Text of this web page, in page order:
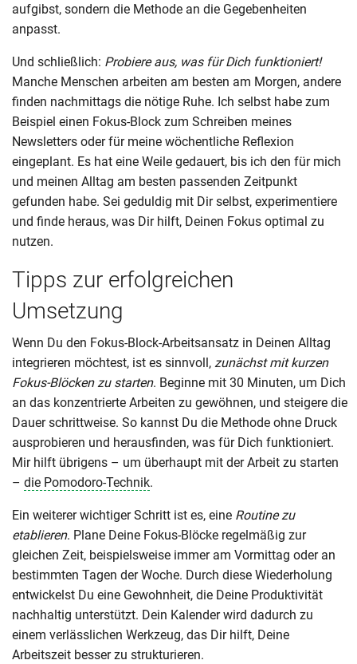
aufgibst, sondern die Methode an die Gegebenheiten
anpasst.
Und schließlich: Probiere aus, was für Dich funktioniert!
Manche Menschen arbeiten am besten am Morgen, andere
finden nachmittags die nötige Ruhe. Ich selbst habe zum
Beispiel einen Fokus-Block zum Schreiben meines
Newsletters oder für meine wöchentliche Reflexion
eingeplant. Es hat eine Weile gedauert, bis ich den für mich
und meinen Alltag am besten passenden Zeitpunkt
gefunden habe. Sei geduldig mit Dir selbst, experimentiere
und finde heraus, was Dir hilft, Deinen Fokus optimal zu
nutzen.
Tipps zur erfolgreichen
Umsetzung
Wenn Du den Fokus-Block-Arbeitsansatz in Deinen Alltag
integrieren möchtest, ist es sinnvoll, zunächst mit kurzen
Fokus-Blöcken zu starten. Beginne mit 30 Minuten, um Dich
an das konzentrierte Arbeiten zu gewöhnen, und steigere die
Dauer schrittweise. So kannst Du die Methode ohne Druck
ausprobieren und herausfinden, was für Dich funktioniert.
Mir hilft übrigens – um überhaupt mit der Arbeit zu starten
– die Pomodoro-Technik.
Ein weiterer wichtiger Schritt ist es, eine Routine zu
etablieren. Plane Deine Fokus-Blöcke regelmäßig zur
gleichen Zeit, beispielsweise immer am Vormittag oder an
bestimmten Tagen der Woche. Durch diese Wiederholung
entwickelst Du eine Gewohnheit, die Deine Produktivität
nachhaltig unterstützt. Dein Kalender wird dadurch zu
einem verlässlichen Werkzeug, das Dir hilft, Deine
Arbeitszeit besser zu strukturieren.